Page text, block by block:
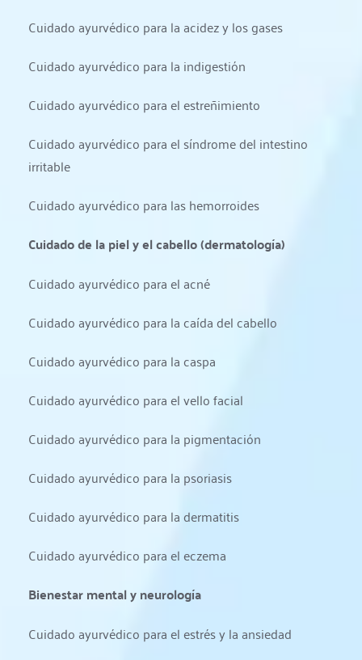
Cuidado ayurvédico para la acidez y los gases
Cuidado ayurvédico para la indigestión
Cuidado ayurvédico para el estreñimiento
Cuidado ayurvédico para el síndrome del intestino
irritable
Cuidado ayurvédico para las hemorroides
Cuidado de la piel y el cabello (dermatología)
Cuidado ayurvédico para el acné
Cuidado ayurvédico para la caída del cabello
Cuidado ayurvédico para la caspa
Cuidado ayurvédico para el vello facial
Cuidado ayurvédico para la pigmentación
Cuidado ayurvédico para la psoriasis
Cuidado ayurvédico para la dermatitis
Cuidado ayurvédico para el eczema
Bienestar mental y neurología
Cuidado ayurvédico para el estrés y la ansiedad